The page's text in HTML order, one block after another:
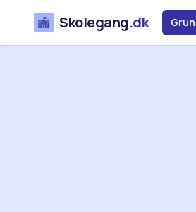
Skolegang.dk